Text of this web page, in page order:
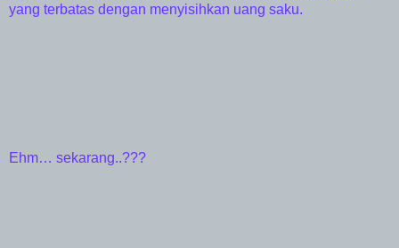
yang terbatas dengan menyisihkan uang saku.
Ehm… sekarang..???